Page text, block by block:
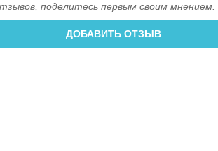
поделитесь первым своим мнением.
ДОБАВИТЬ ОТЗЫВ